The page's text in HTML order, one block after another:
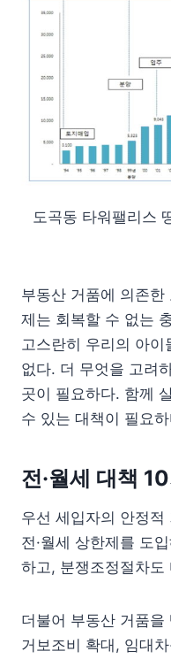
도곡동 타워팰리스
부동산 거품에 의존
제는 회복할 수 없는
고스란히 우리의 아
없다. 더 무엇을 고려
곳이 필요하다. 함께
수 있는 대책이 필요
전·월세 대책 10
우선 세입자의 안정
전·월세 상한제를 도
하고, 분쟁조정절차도
더불어 부동산 거품
거보조비 확대, 임대